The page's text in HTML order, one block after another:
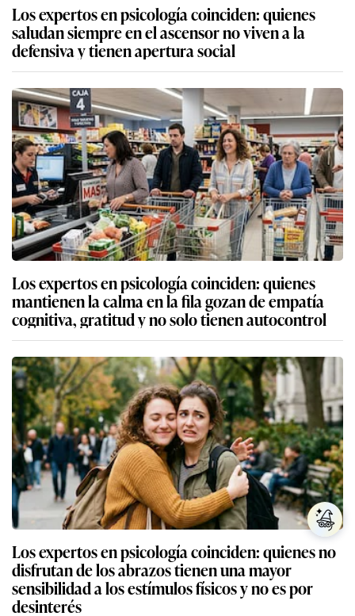
Los expertos en psicología coinciden: quienes
saludan siempre en el ascensor no viven a la
defensiva y tienen apertura social
Los expertos en psicología coinciden: quienes
mantienen la calma en la fila gozan de empatía
cognitiva, gratitud y no solo tienen autocontrol
Los expertos en psicología coinciden: quienes no
disfrutan de los abrazos tienen una mayor
sensibilidad a los estímulos físicos y no es por
desinterés